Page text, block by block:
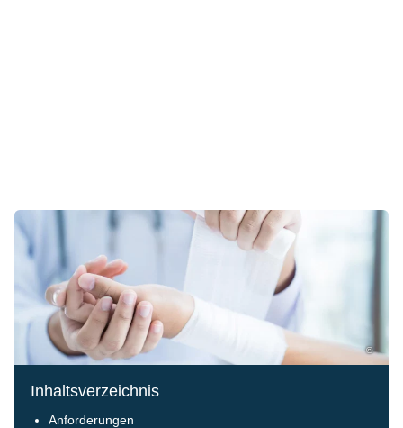
©
Inhaltsverzeichnis
Anforderungen